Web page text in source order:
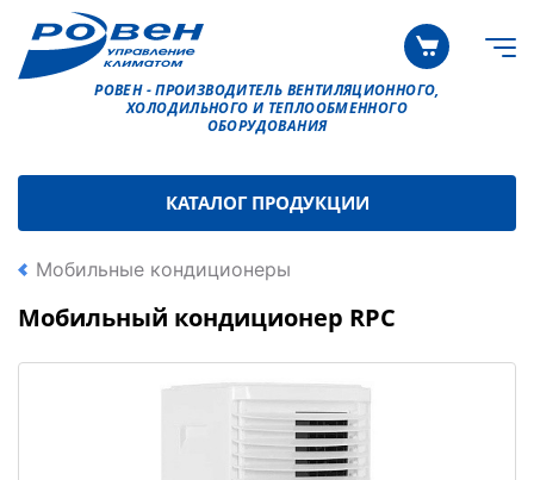
РОВЕН - ПРОИЗВОДИТЕЛЬ ВЕНТИЛЯЦИОННОГО,
ХОЛОДИЛЬНОГО И ТЕПЛООБМЕННОГО
ОБОРУДОВАНИЯ
КАТАЛОГ ПРОДУКЦИИ
Мобильные кондиционеры
Мобильный кондиционер RPC